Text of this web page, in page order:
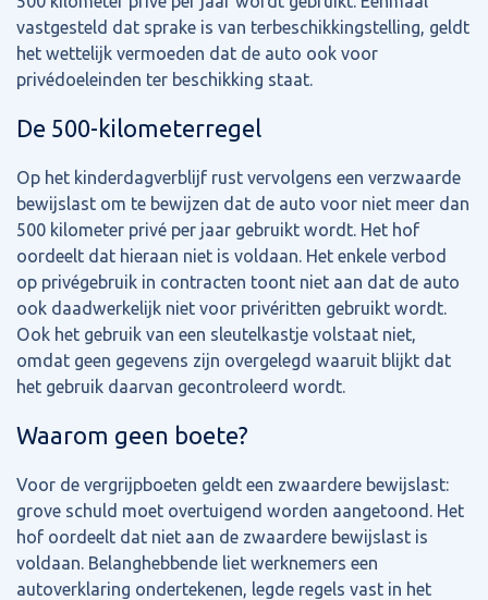
vastgesteld dat sprake is van terbeschikkingstelling, geldt
het wettelijk vermoeden dat de auto ook voor
privédoeleinden ter beschikking staat.
De 500-kilometerregel
Op het kinderdagverblijf rust vervolgens een verzwaarde
bewijslast om te bewijzen dat de auto voor niet meer dan
500 kilometer privé per jaar gebruikt wordt. Het hof
oordeelt dat hieraan niet is voldaan. Het enkele verbod
op privégebruik in contracten toont niet aan dat de auto
ook daadwerkelijk niet voor privéritten gebruikt wordt.
Ook het gebruik van een sleutelkastje volstaat niet,
omdat geen gegevens zijn overgelegd waaruit blijkt dat
het gebruik daarvan gecontroleerd wordt.
Waarom geen boete?
Voor de vergrijpboeten geldt een zwaardere bewijslast:
grove schuld moet overtuigend worden aangetoond. Het
hof oordeelt dat niet aan de zwaardere bewijslast is
voldaan. Belanghebbende liet werknemers een
autoverklaring ondertekenen, legde regels vast in het